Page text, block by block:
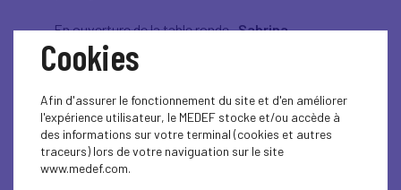
En ouverture de la table ronde,Sabrina
Roubache
l’Enseignement et de la Formation professionnels
stratégique d’Erasmus+, dans un contexte
marqué par les transformations du marché du
travail, l’impact des transitions écologique et
numérique et les actuelles tensions
géopolitiques : «
Cookies
Afin d'assurer le fonctionnement du site et d'en améliorer
l'expérience utilisateur, le MEDEF stocke et/ou accède à
des informations sur votre terminal (cookies et autres
traceurs) lors de votre naviguation sur le site
www.medef.com.